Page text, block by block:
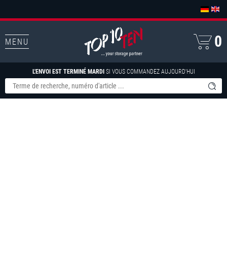
MENU
L'ENVOI EST TERMINÉ MARDI SI VOUS COMMANDEZ AUJOURD'HUI
0